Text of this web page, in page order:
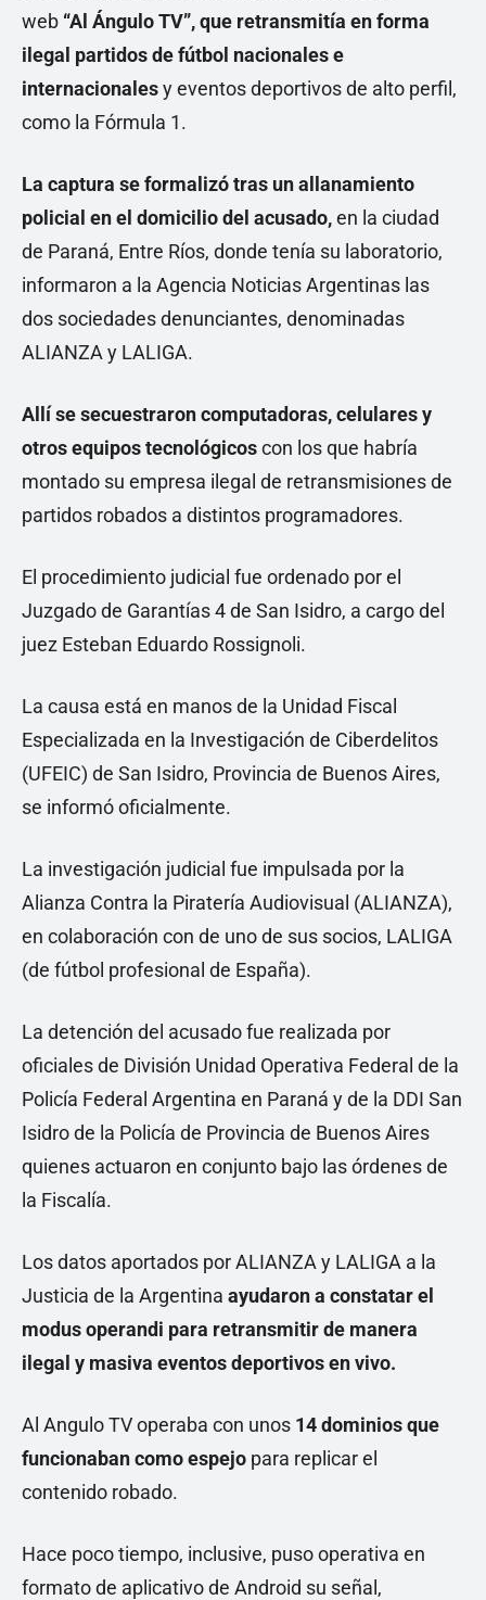
web “Al Ángulo TV”, que retransmitía en forma
ilegal partidos de fútbol nacionales e
internacionalesy eventos deportivos de alto perfil,
como la Fórmula 1.
La captura se formalizó tras un allanamiento
policial en el domicilio del acusado,en la ciudad
de Paraná, Entre Ríos, donde tenía su laboratorio,
informaron a la Agencia Noticias Argentinas las
dos sociedades denunciantes, denominadas
ALIANZA y LALIGA.
Allí se secuestraron computadoras, celulares y
otros equipos tecnológicoscon los que habría
montado su empresa ilegal de retransmisiones de
partidos robados a distintos programadores.
El procedimiento judicial fue ordenado por el
Juzgado de Garantías 4 de San Isidro, a cargo del
juez Esteban Eduardo Rossignoli.
La causa está en manos de la Unidad Fiscal
Especializada en la Investigación de Ciberdelitos
(UFEIC) de San Isidro, Provincia de Buenos Aires,
se informó oficialmente.
La investigación judicial fue impulsada por la
Alianza Contra la Piratería Audiovisual (ALIANZA),
en colaboración con de uno de sus socios, LALIGA
(de fútbol profesional de España).
La detención del acusado fue realizada por
oficiales de División Unidad Operativa Federal de la
Policía Federal Argentina en Paraná y de la DDI San
Isidro de la Policía de Provincia de Buenos Aires
quienes actuaron en conjunto bajo las órdenes de
la Fiscalía.
Los datos aportados por ALIANZA y LALIGA a la
Justicia de la Argentina ayudaron a constatar el
modus operandi para retransmitir de manera
ilegal y masiva eventos deportivos en vivo.
Al Angulo TV operaba con unos 14 dominios que
funcionaban como espejo para replicar el
contenido robado.
Hace poco tiempo, inclusive, puso operativa en
formato de aplicativo de Android su señal,